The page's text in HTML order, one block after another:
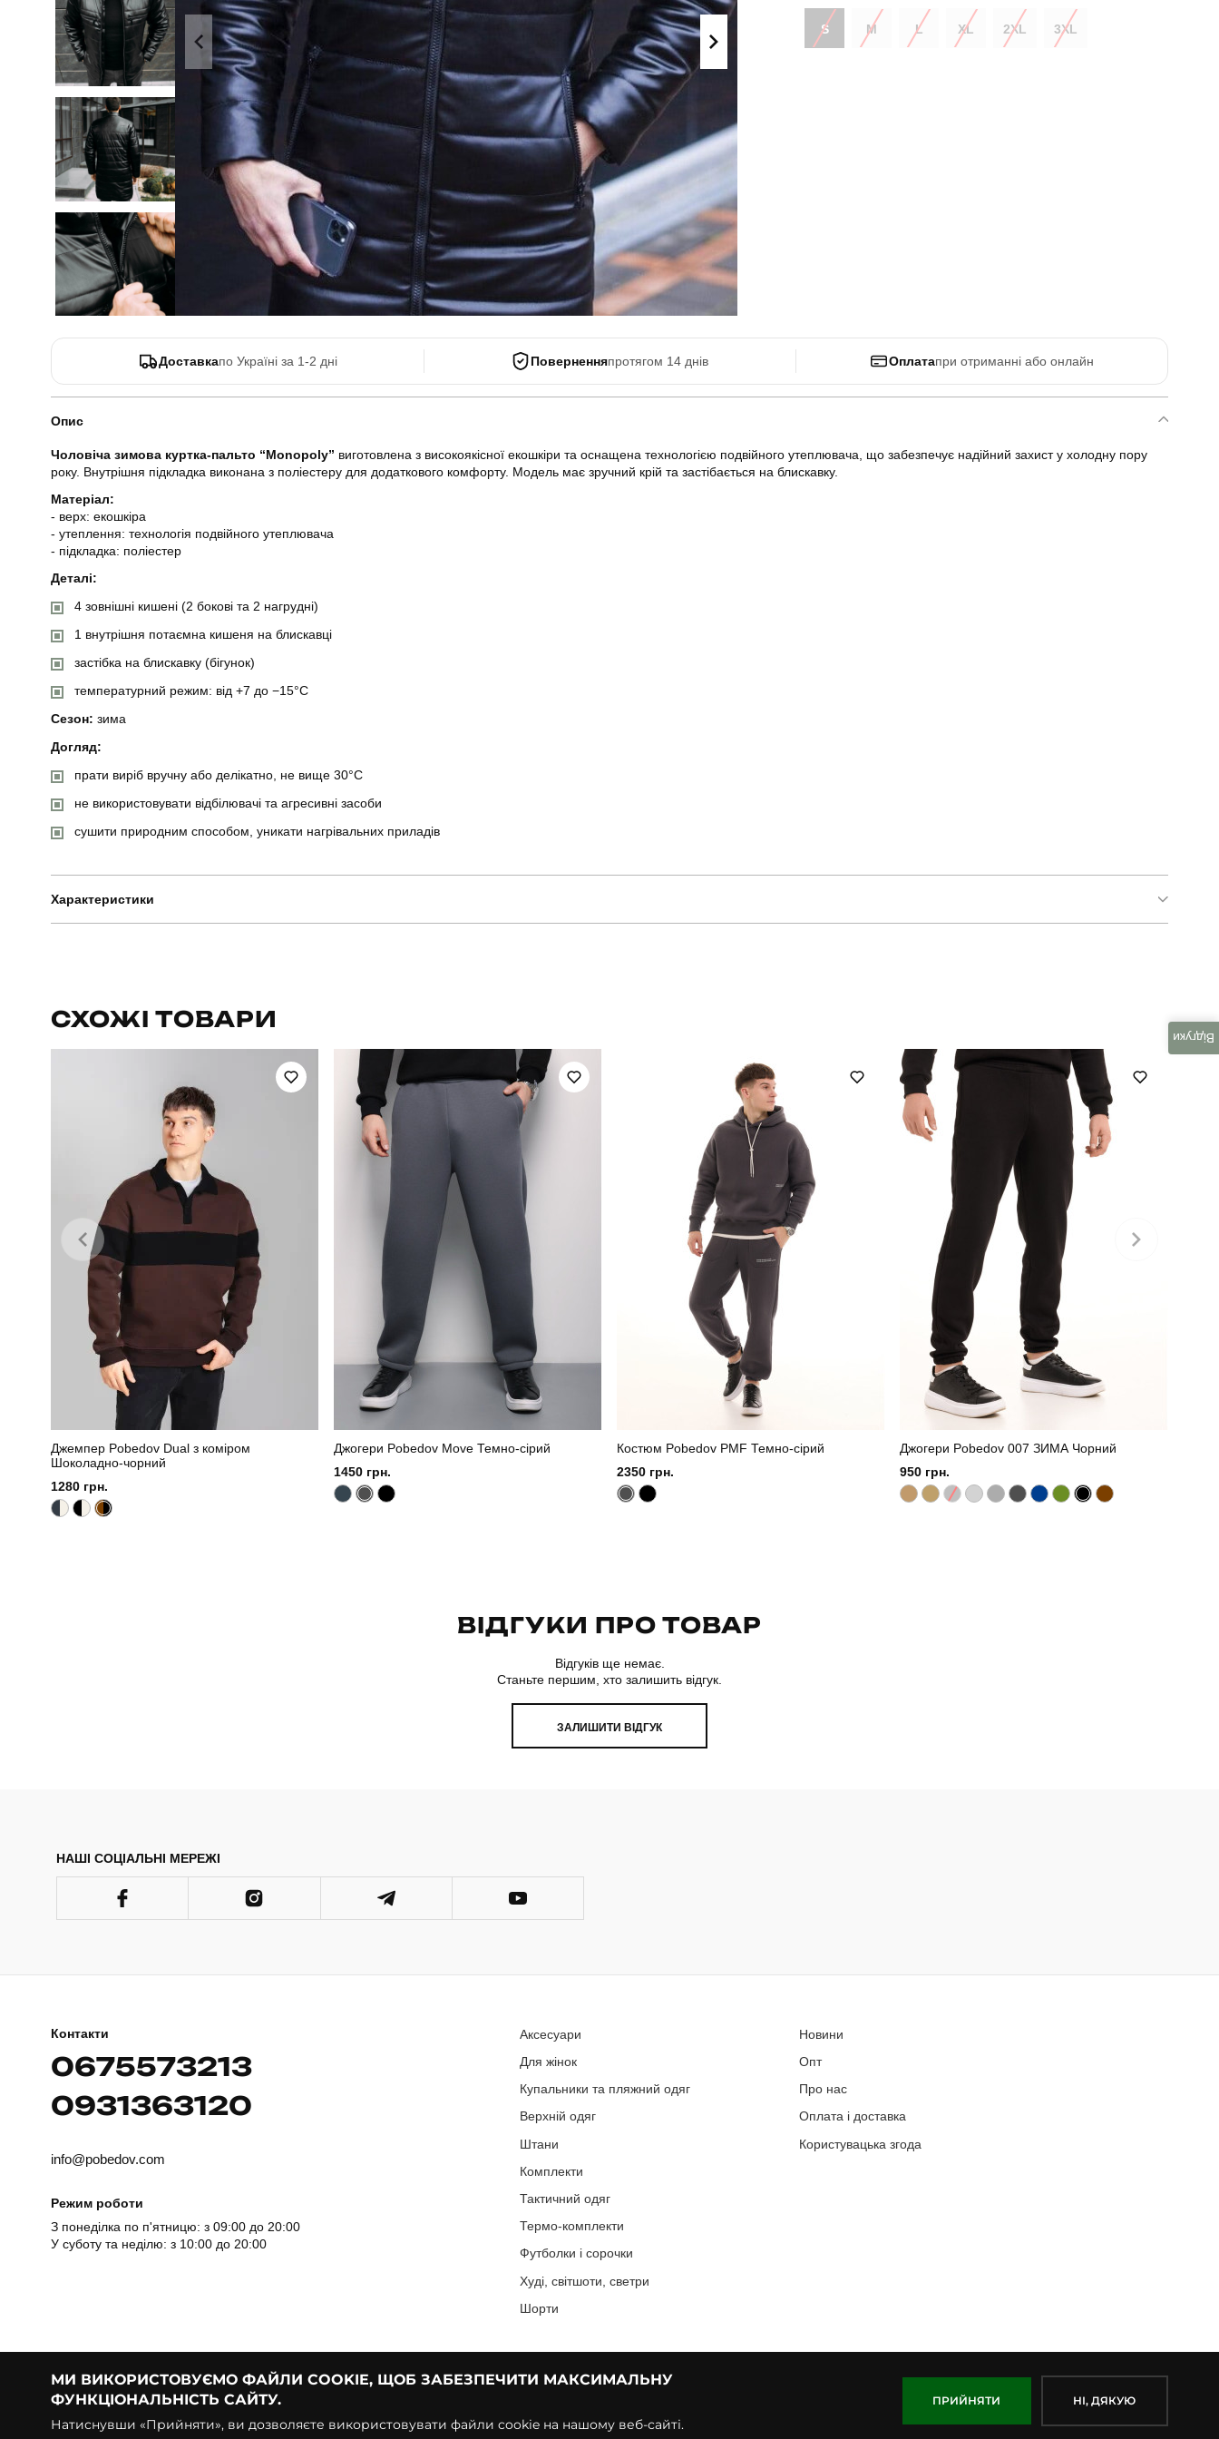
МИ ВИКОРИСТОВУЄМО ФАЙЛИ COOKIE, ЩОБ ЗАБЕЗПЕЧИТИ МАКСИМАЛЬНУ
ФУНКЦІОНАЛЬНІСТЬ САЙТУ.
Натиснувши «Прийняти», ви дозволяєте використовувати файли cookie на нашому веб-сайті.
ПРИЙНЯТИ НІ, ДЯКУЮ
Літні комплекти
Комбінезони
Спортивні
костюми
Кежуал
Поло
Сорочки
Футболки
Майки
ХУДІ, СВІТШОТИ, СВЕТРИ
Кофти
Світшоти
Худі
Боді
S M L XL 2XL 3XL
Доставкапо Україні за 1-2 дні Поверненняпротягом 14 днів Оплатапри отриманні або онлайн
Опис
Чоловіча зимова куртка-пальто “Monopoly” виготовлена з високоякісної екошкіри та оснащена технологією подвійного утеплювача, що забезпечує надійний захист у холодну пору
року. Внутрішня підкладка виконана з поліестеру для додаткового комфорту. Модель має зручний крій та застібається на блискавку.
Матеріал:
- верх: екошкіра
- утеплення: технологія подвійного утеплювача
- підкладка: поліестер
Деталі:
4 зовнішні кишені (2 бокові та 2 нагрудні)
1 внутрішня потаємна кишеня на блискавці
застібка на блискавку (бігунок)
температурний режим: від +7 до −15°C
Сезон: зима
Догляд:
прати виріб вручну або делікатно, не вище 30°C
не використовувати відбілювачі та агресивні засоби
сушити природним способом, уникати нагрівальних приладів
Характеристики
Стать
зима чорний
штучна шкіра
СХОЖІ ТОВАРИ
Джемпер Pobedov Dual з коміром
Шоколадно-чорний
1280 грн.
Джогери Pobedov Move Темно-сірий
1450 грн.
Костюм Pobedov PMF Темно-сірий
2350 грн.
Джогери Pobedov 007 ЗИМА Чорний
950 грн.
ВІДГУКИ ПРО ТОВАР
Відгуки
Відгуків ще немає.
Станьте першим, хто залишить відгук.
ЗАЛИШИТИ ВІДГУК
НАШІ СОЦІАЛЬНІ МЕРЕЖІ
Контакти
0675573213
0931363120
info@pobedov.com
Режим роботи
З понеділка по п'ятницю: з 09:00 до 20:00
У суботу та неділю: з 10:00 до 20:00
Аксесуари
Для жінок
Купальники та пляжний одяг
Верхній одяг
Штани
Комплекти
Тактичний одяг
Термо-комплекти
Футболки і сорочки
Худі, світшоти, светри
Шорти
Новини
Опт
Про нас
Оплата і доставка
Користувацька згода
© Pobedov | 2018 — 2026